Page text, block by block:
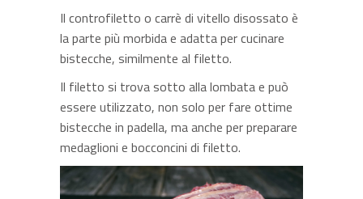
Il controfiletto o carrè di vitello disossato è
la parte più morbida e adatta per cucinare
bistecche, similmente al filetto.
Il filetto si trova sotto alla lombata e può
essere utilizzato, non solo per fare ottime
bistecche in padella, ma anche per preparare
medaglioni e bocconcini di filetto.